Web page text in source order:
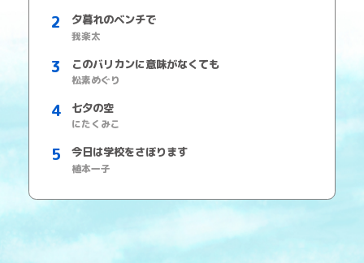
夕暮れのベンチで
我楽太
このバリカンに意味がなくても
松素めぐり
七夕の空
にたくみこ
今日は学校をさぼります
植本一子